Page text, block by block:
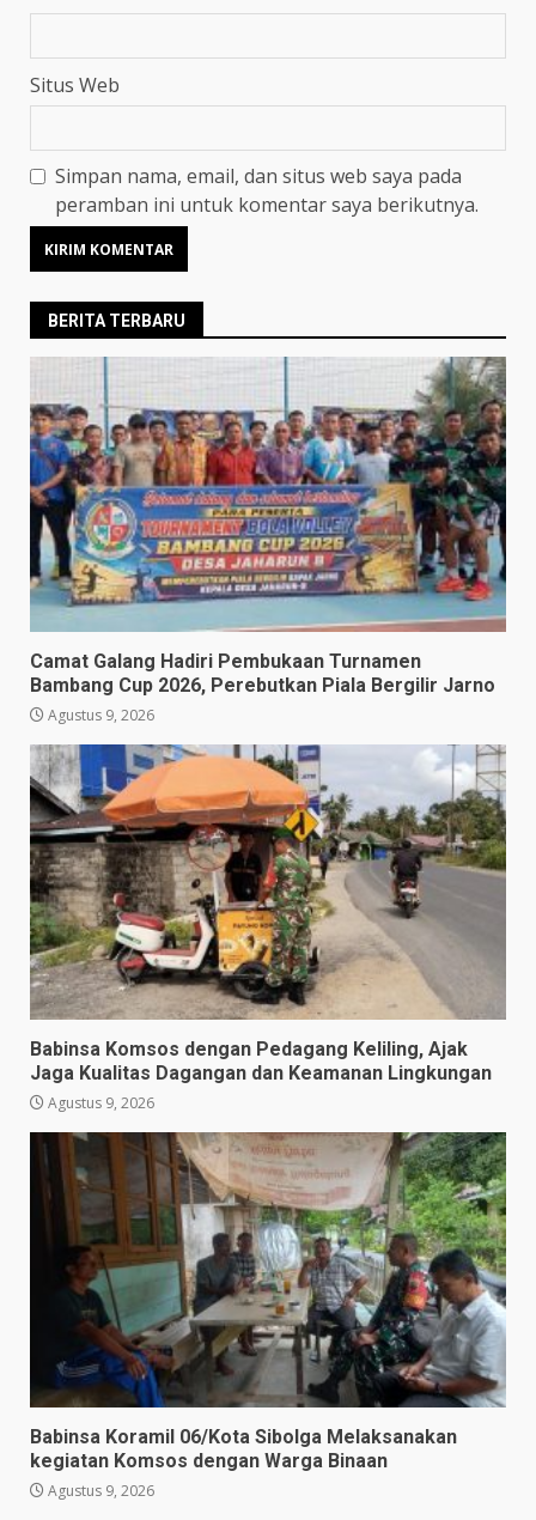
Situs Web
Simpan nama, email, dan situs web saya pada
peramban ini untuk komentar saya berikutnya.
BERITA TERBARU
Camat Galang Hadiri Pembukaan Turnamen
Bambang Cup 2026, Perebutkan Piala Bergilir Jarno
Agustus 9, 2026
Babinsa Komsos dengan Pedagang Keliling, Ajak
Jaga Kualitas Dagangan dan Keamanan Lingkungan
Agustus 9, 2026
Babinsa Koramil 06/Kota Sibolga Melaksanakan
kegiatan Komsos dengan Warga Binaan
Agustus 9, 2026